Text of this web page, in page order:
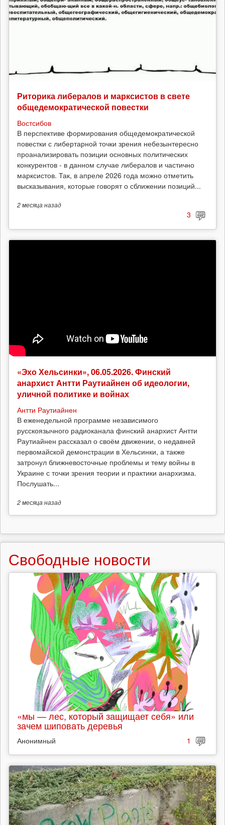
Риторика либералов и марксистов в свете
общедемократической повестки
Востсибов
В перспективе формирования общедемократической
повестки с либертарной точки зрения небезынтересно
проанализировать позиции основных политических
конкурентов - в данном случае либералов и частично
марксистов. Так, в апреле 2026 года можно отметить
высказывания, которые говорят о сближении позиций...
2 месяцаназад
3
«Эхо Хельсинки», 06.05.2026. Финский
анархист Антти Раутиайнен об идеологии,
уличной политике и войнах
Антти Раутиайнен
В еженедельной программе независимого
русскоязычного радиоканала финский анархист Антти
Раутиайнен рассказал о своём движении, о недавней
первомайской демонстрации в Хельсинки, а также
затронул ближневосточные проблемы и тему войны в
Украине с точки зрения теории и практики анархизма.
Послушать...
2 месяцаназад
Свободные новости
«мы — лес, который защищает себя» или
зачем шиповать деревья
Анонимный 1